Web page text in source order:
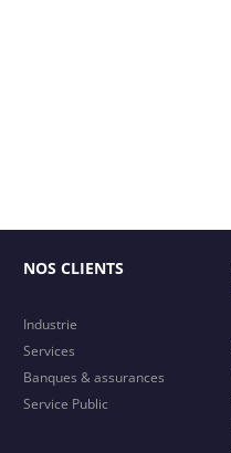
NOS CLIENTS
Industrie
Services
Banques & assurances
Service Public